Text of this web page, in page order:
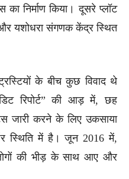
निर्माण किया। दूसरे प्लॉट
यशोधरा संगणक केंद्र स्थित
के बीच कुछ विवाद थे
रिपोर्ट” की आड़ में, छह
जारी करने के लिए उकसाया
स्थिति में है। जून 2016 में,
की भीड़ के साथ आए और